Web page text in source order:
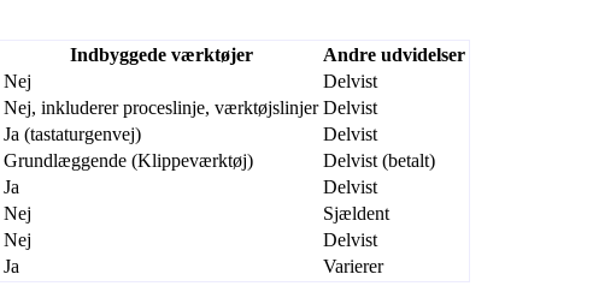
Indbyggede værktøjer
Andre udvidelser
Nej
Delvist
Nej, inkluderer proceslinje, værktøjslinjer Delvist
Ja (tastaturgenvej)
Delvist
Grundlæggende (Klippeværktøj)
Delvist (betalt)
Ja
Delvist
Nej
Sjældent
Nej
Delvist
Ja Varierer